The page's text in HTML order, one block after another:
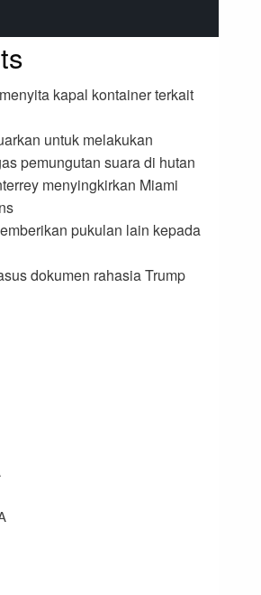
kapal kontainer terkait
untuk melakukan
pemungutan suara di hutan
menyingkirkan Miami
pukulan lain kepada
dokumen rahasia Trump